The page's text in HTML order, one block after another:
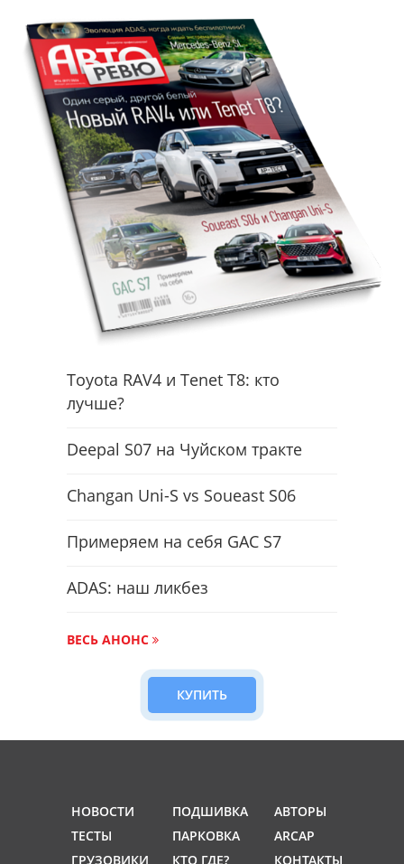
Toyota RAV4 и Tenet T8: кто
лучше?
Deepal S07 на Чуйском тракте
Changan Uni-S vs Soueast S06
Примеряем на себя GAC S7
ADAS: наш ликбез
ВЕСЬ АНОНС
КУПИТЬ
НОВОСТИ
ТЕСТЫ
ГРУЗОВИКИ
ПОДШИВКА
ПАРКОВКА
КТО ГДЕ?
АВТОРЫ
ARCAP
КОНТАКТЫ